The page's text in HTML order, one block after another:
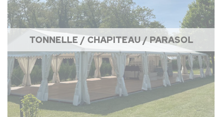
TONNELLE / CHAPITEAU / PARASOL